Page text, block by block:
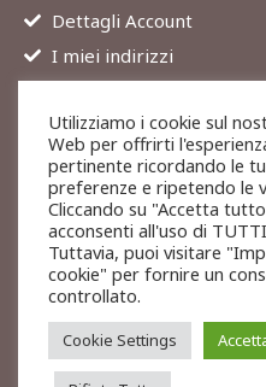
Dettagli Account
I miei indirizzi
Chi siamo
Services
Blog
Contatti
Legali
Termini di servizio
Resi e rimborsi
Utilizziamo i cookie sul
Web per offrirti
pertinente ricordando le
preferenze e ripetendo le
Cliccando su "Accetta
acconsenti all'uso di
Tuttavia, puoi visitare
cookie" per fornire un
controllato.
Cookie Settings